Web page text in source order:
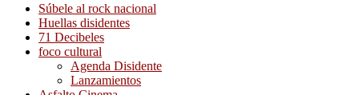
Súbele al rock nacional
Huellas disidentes
71 Decibeles
foco cultural
Agenda Disidente
Lanzamientos